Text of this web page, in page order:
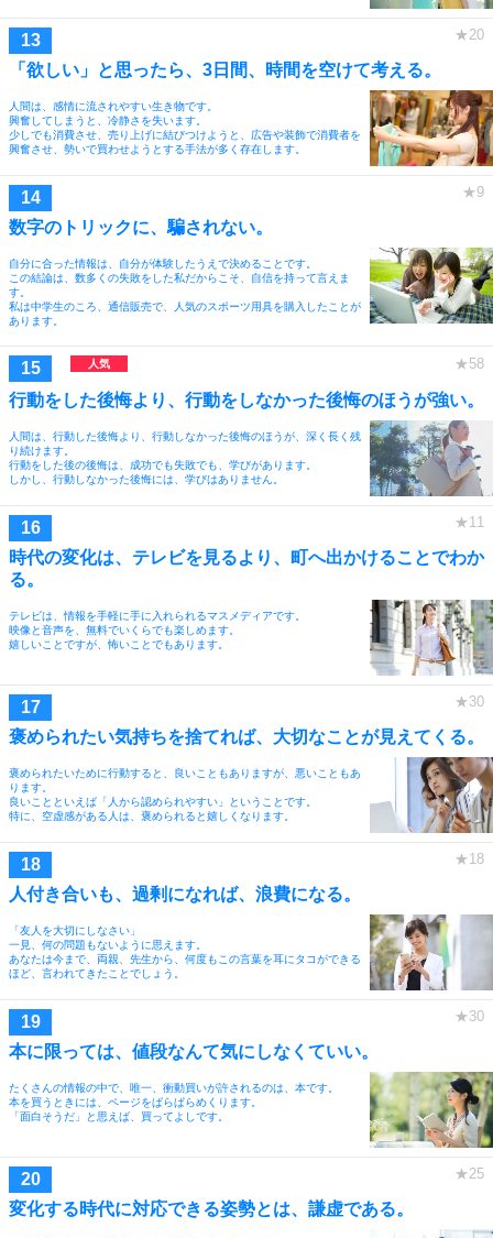
「欲しい」と思ったら、3日間、時間を空けて考える。
人間は、感情に流されやすい生き物です。
興奮してしまうと、冷静さを失います。
少しでも消費させ、売り上げに結びつけようと、広告や装飾で消費者を
興奮させ、勢いで買わせようとする手法が多く存在します。
数字のトリックに、騙されない。
自分に合った情報は、自分が体験したうえで決めることです。
この結論は、数多くの失敗をした私だからこそ、自信を持って言えま
す。
私は中学生のころ、通信販売で、人気のスポーツ用具を購入したことが
あります。
行動をした後悔より、行動をしなかった後悔のほうが強い。
人間は、行動した後悔より、行動しなかった後悔のほうが、深く長く残
り続けます。
行動をした後の後悔は、成功でも失敗でも、学びがあります。
しかし、行動しなかった後悔には、学びはありません。
時代の変化は、テレビを見るより、町へ出かけることでわか
る。
テレビは、情報を手軽に手に入れられるマスメディアです。
映像と音声を、無料でいくらでも楽しめます。
嬉しいことですが、怖いことでもあります。
褒められたい気持ちを捨てれば、大切なことが見えてくる。
褒められたいために行動すると、良いこともありますが、悪いこともあ
ります。
良いことといえば「人から認められやすい」ということです。
特に、空虚感がある人は、褒められると嬉しくなります。
人付き合いも、過剰になれば、浪費になる。
「友人を大切にしなさい」
一見、何の問題もないように思えます。
あなたは今まで、両親、先生から、何度もこの言葉を耳にタコができる
ほど、言われてきたことでしょう。
本に限っては、値段なんて気にしなくていい。
たくさんの情報の中で、唯一、衝動買いが許されるのは、本です。
本を買うときには、ページをぱらぱらめくります。
「面白そうだ」と思えば、買ってよしです。
変化する時代に対応できる姿勢とは、謙虚である。